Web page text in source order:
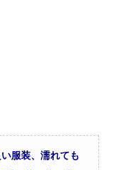
服装、濡れても